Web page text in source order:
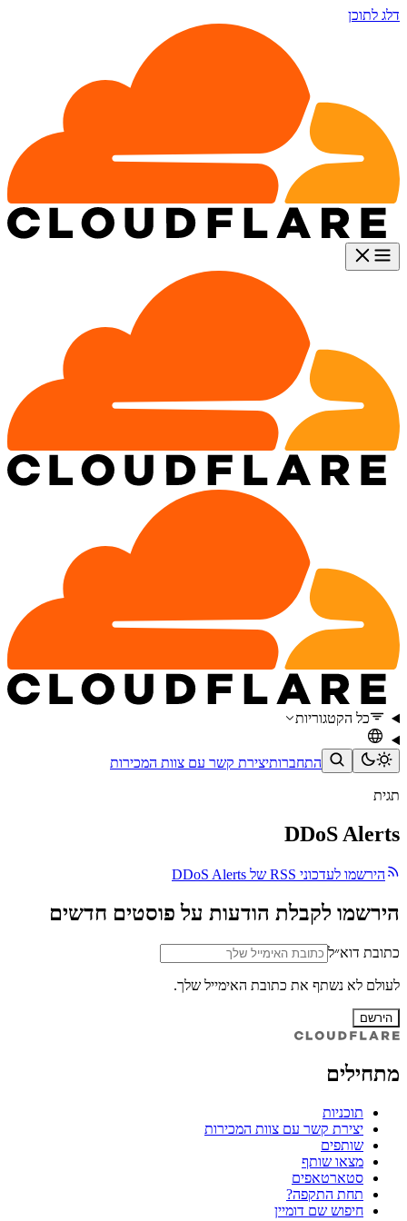
דלג לתוכן
כל הקטגוריות
התחברותיצירת קשר עם צוות המכירות
תגית
DDoS Alerts
הירשמו לעדכוני RSS של DDoS Alerts
הירשמו לקבלת הודעות על פוסטים חדשים
כתובת דוא״ל
לעולם לא נשתף את כתובת האימייל שלך.
הירשם
מתחילים
תוכניות
יצירת קשר עם צוות המכירות
שותפים
מצאו שותף
סטארטאפים
תחת התקפה?
חיפוש שם דומיין